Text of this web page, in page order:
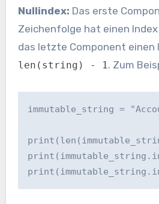
Nullindex: Das erste
Zeichenfolge hat einen
das letzte Component einen
len(string) - 1. Zum
immutable_string =